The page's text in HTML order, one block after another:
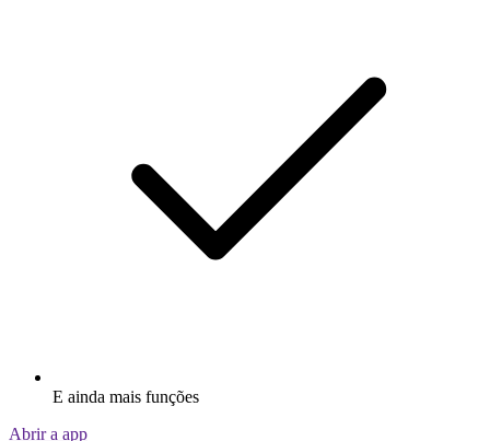
E ainda mais funções
Abrir a app